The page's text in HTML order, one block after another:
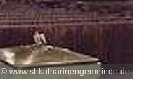
© www.st-katharinengemeinde.de